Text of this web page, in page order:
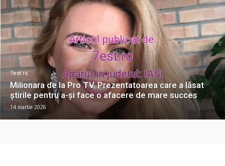
7est.ro
Milionara de la Pro TV. Prezentatoarea care a lăsat
știrile pentru a-și face o afacere de mare succes
14 martie 2026